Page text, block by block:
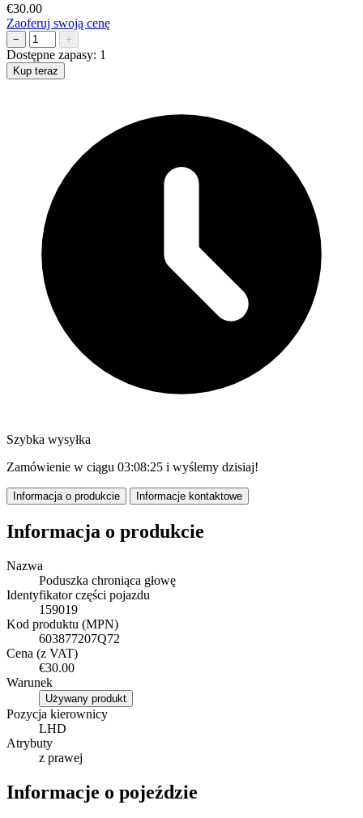
€30.00
Zaoferuj swoją cenę
− +
Dostępne zapasy: 1
Kup teraz
Szybka wysyłka
Zamówienie w ciągu 03:08:23 i wyślemy dzisiaj!
Informacja o produkcie Informacje kontaktowe
Informacja o produkcie
Nazwa
Poduszka chroniąca głowę
Identyfikator części pojazdu
159019
Kod produktu (MPN)
603877207Q72
Cena (z VAT)
€30.00
Warunek
Używany produkt
Pozycja kierownicy
LHD
Atrybuty
z prawej
Informacje o pojeździe